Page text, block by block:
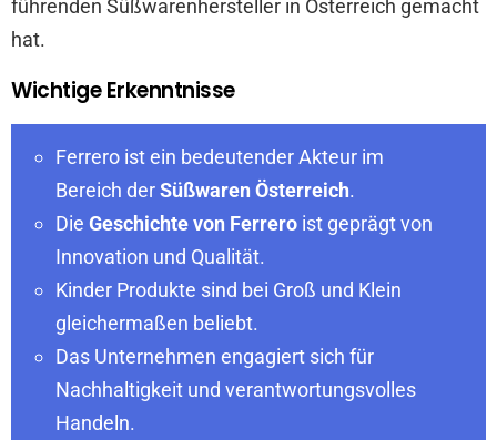
führenden Süßwarenhersteller in Österreich gemacht
hat.
Wichtige Erkenntnisse
Ferrero ist ein bedeutender Akteur im
Bereich derSüßwaren Österreich.
Die Geschichte von Ferrero ist geprägt von
Innovation und Qualität.
Kinder Produkte sind bei Groß und Klein
gleichermaßen beliebt.
Das Unternehmen engagiert sich für
Nachhaltigkeit und verantwortungsvolles
Handeln.